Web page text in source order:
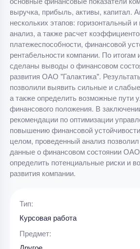
выручка, прибыль, активы, капитал.
нескольких этапов: горизонтальный
анализ, а также расчет
платежеспособности, финансовой
рентабельности компании. По
сделаны выводы о финансовом
развития ОАО "Галактика".
позволили выявить сильные и
а также определить возможные пути
финансового положения. В
рекомендации по оптимизации
повышению финансовой
целом, проведенный анализ
данные о финансовом состоянии ОАО
определить потенциальные риски и
развития компании.
Тип:
Курсовая работа
Предмет: